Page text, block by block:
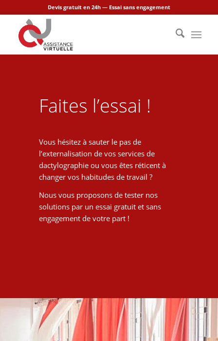
Devis gratuit en 24h — Essai sans engagement
Faites l’essai !
Vous hésitez à sauter le pas de
l’externalisation de vos services de
dactylographie ou vous êtes réticent à
changer vos habitudes de travail ?
Nous vous proposons de tester nos
solutions par un essai gratuit et sans
engagement de votre part !